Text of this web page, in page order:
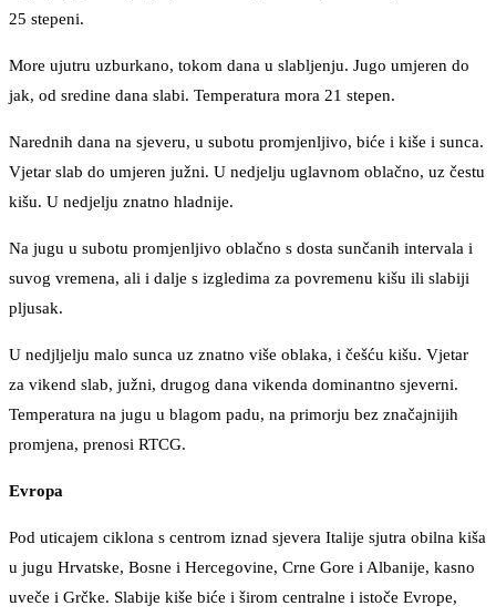
25 stepeni.
More ujutru uzburkano, tokom dana u slabljenju. Jugo umjeren do
jak, od sredine dana slabi. Temperatura mora 21 stepen.
Narednih dana na sjeveru, u subotu promjenljivo, biće i kiše i sunca.
Vjetar slab do umjeren južni. U nedjelju uglavnom oblačno, uz čestu
kišu. U nedjelju znatno hladnije.
Na jugu u subotu promjenljivo oblačno s dosta sunčanih intervala i
suvog vremena, ali i dalje s izgledima za povremenu kišu ili slabiji
pljusak.
U nedjljelju malo sunca uz znatno više oblaka, i češću kišu. Vjetar
za vikend slab, južni, drugog dana vikenda dominantno sjeverni.
Temperatura na jugu u blagom padu, na primorju bez značajnijih
promjena, prenosi RTCG.
Evropa
Pod uticajem ciklona s centrom iznad sjevera Italije sjutra obilna kiša
u jugu Hrvatske, Bosne i Hercegovine, Crne Gore i Albanije, kasno
uveče i Grčke. Slabije kiše biće i širom centralne i istoče Evrope,